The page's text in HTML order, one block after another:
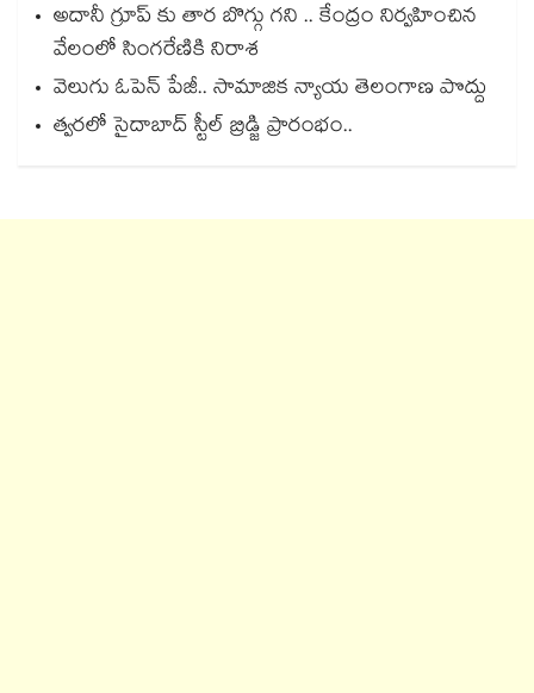
అదానీ గ్రూప్ కు తార బొగ్గు గని .. కేంద్రం నిర్వహించిన
వేలంలో సింగరేణికి నిరాశ
వెలుగు ఓపెన్ పేజీ.. సామాజిక న్యాయ తెలంగాణ పొద్దు
త్వరలో సైదాబాద్ స్టీల్ బ్రిడ్జి ప్రారంభం..